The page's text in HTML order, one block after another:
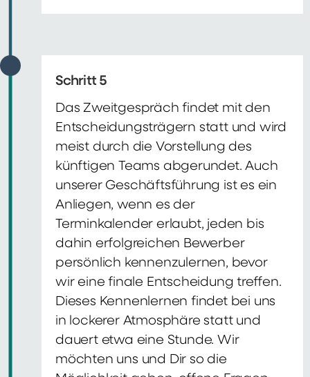
Schritt 5
Das Zweitgespräch findet mit den
Entscheidungsträgern statt und wird
meist durch die Vorstellung des
künftigen Teams abgerundet. Auch
unserer Geschäftsführung ist es ein
Anliegen, wenn es der
Terminkalender erlaubt, jeden bis
dahin erfolgreichen Bewerber
persönlich kennenzulernen, bevor
wir eine finale Entscheidung treffen.
Dieses Kennenlernen findet bei uns
in lockerer Atmosphäre statt und
dauert etwa eine Stunde. Wir
möchten uns und Dir so die